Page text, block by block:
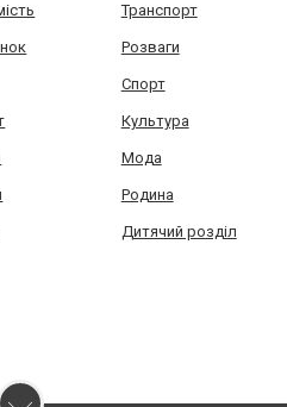
Транспорт
Розваги
Спорт
Культура
Мода
Родина
Дитячий розділ